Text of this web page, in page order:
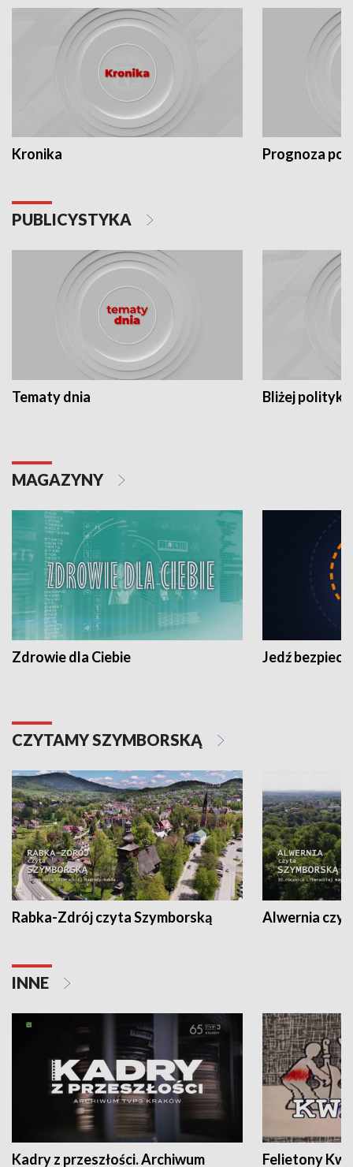
Kronika Prognoza
PUBLICYSTYKA
Tematy dnia Bliżej polityki
MAGAZYNY
Zdrowie dla Ciebie Jedź
CZYTAMY SZYMBORSKĄ
Rabka-Zdrój czyta Szymborską Alwernia
INNE
Kadry z przeszłości. Archiwum
Felietony